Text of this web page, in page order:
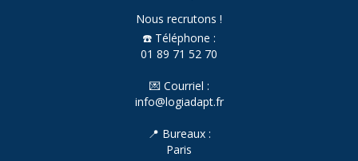
Nous recrutons !
☎️ Téléphone :
01 89 71 52 70
💌 Courriel :
info@logiadapt.fr
📍 Bureaux :
Paris